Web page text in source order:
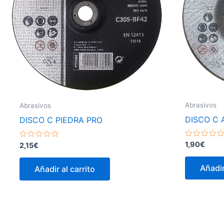
Abrasivos
DISCO C PIEDRA PRO
Valorado
con
0
2,15€
Añadir al carrito
Abrasivos
DISCO C
Valorado
con
0
1,90€